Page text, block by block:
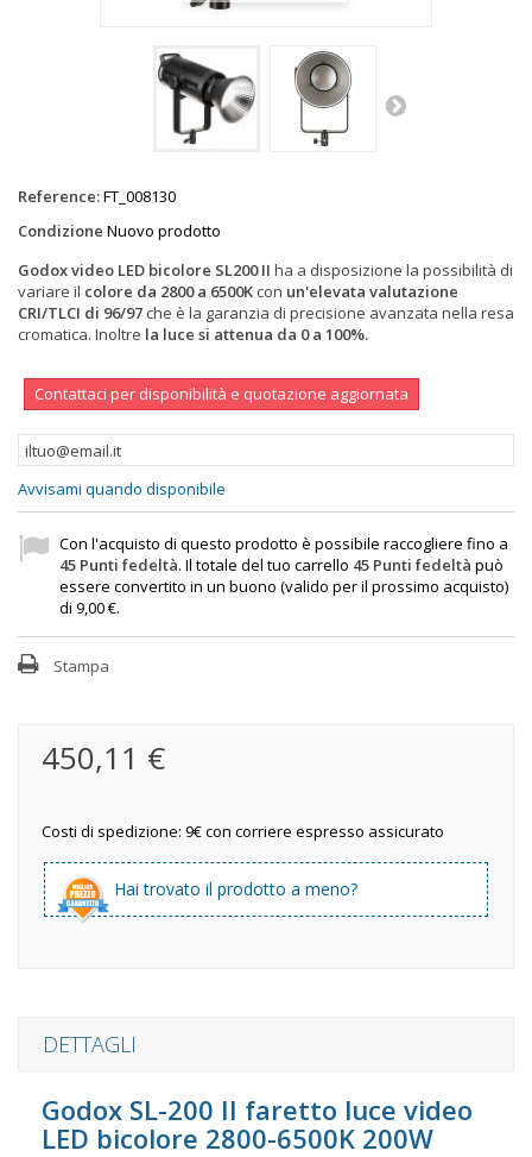
Reference:FT_008130
Condizione Nuovo prodotto
Godox video LED bicolore SL200 II ha a disposizione la possibilità di
variare il colore da 2800 a 6500K con un'elevata valutazione
CRI/TLCI di 96/97 che è la garanzia di precisione avanzata nella resa
cromatica. Inoltre la luce si attenua da 0 a 100%.
Contattaci per disponibilità e quotazione aggiornata
Avvisami quando disponibile
Con l'acquisto di questo prodotto è possibile raccogliere fino a
45 Punti fedeltà. Il totale del tuo carrello 45 Punti fedeltà può
essere convertito in un buono (valido per il prossimo acquisto)
di 9,00 €.
Stampa
450,11 €
Costi di spedizione: 9€ con corriere espresso assicurato
Hai trovato il prodotto a meno?
DETTAGLI
Godox SL-200 II faretto luce video
LED bicolore 2800-6500K 200W